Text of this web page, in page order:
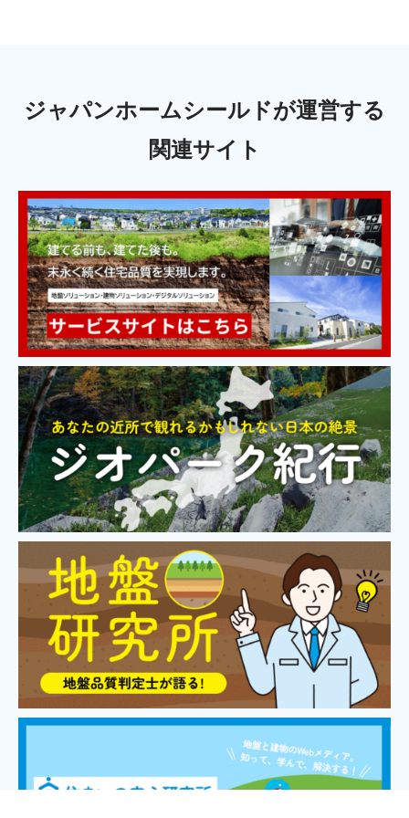
ジャパンホームシールドが運営する
関連サイト